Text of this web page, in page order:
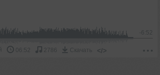
-6:52
06:52 2786 Скачать </>